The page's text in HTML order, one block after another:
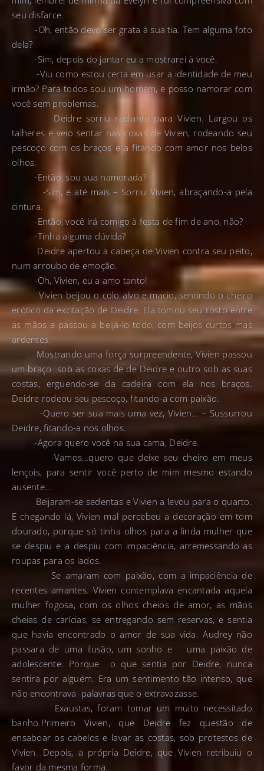
seu disfarce.
-Oh, então devo ser grata à sua tia. Tem alguma foto
dela?
-Sim, depois do jantar eu a mostrarei à você.
-Viu como estou certa em usar a identidade de meu
irmão? Para todos sou um homem, e posso namorar com
você sem problemas.
Deidre sorriu radiante para Vivien. Largou os
talheres e veio sentar nas coxas de Vivien, rodeando seu
pescoço com os braços e a fitando com amor nos belos
olhos.
-Então, sou sua namorada?
-Sim, e até mais – Sorriu Vivien, abraçando-a pela
cintura.
-Então, você irá comigo à festa de fim de ano, não?
-Tinha alguma dúvida?
Deidre apertou a cabeça de Vivien contra seu peito,
num arroubo de emoção.
-Oh, Vivien, eu a amo tanto!
Vivien beijou o colo alvo e macio, sentindo o cheiro
erótico da excitação de Deidre. Ela tomou seu rosto entre
as mãos e passou a beijá-lo todo, com beijos curtos mas
ardentes.
Mostrando uma força surpreendente, Vivien passou
um braço sob as coxas de de Deidre e outro sob as suas
costas, erguendo-se da cadeira com ela nos braços.
Deidre rodeou seu pescoço, fitando-a com paixão.
-Quero ser sua mais uma vez, Vivien… – Sussurrou
Deidre, fitando-a nos olhos.
-Agora quero você na sua cama, Deidre.
-Vamos…quero que deixe seu cheiro em meus
lençois, para sentir você perto de mim mesmo estando
ausente…
Beijaram-se sedentas e Vivien a levou para o quarto.
E chegando lá, Vivien mal percebeu a decoração em tom
dourado, porque só tinha olhos para a linda mulher que
se despiu e a despiu com impaciência, arremessando as
roupas para os lados.
Se amaram com paixão, com a impaciência de
recentes amantes. Vivien contemplava encantada aquela
mulher fogosa, com os olhos cheios de amor, as mãos
cheias de carícias, se entregando sem reservas, e sentia
que havia encontrado o amor de sua vida. Audrey não
passara de uma ilusão, um sonho e uma paixão de
adolescente. Porque o que sentia por Deidre, nunca
sentira por alguém. Era um sentimento tão intenso, que
não encontrava palavras que o extravazasse.
Exaustas, foram tomar um muito necessitado
banho.Primeiro Vivien, que Deidre fez questão de
ensaboar os cabelos e lavar as costas, sob protestos de
Vivien. Depois, a própria Deidre, que Vivien retribuiu o
favor da mesma forma.